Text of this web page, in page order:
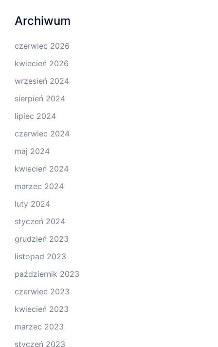
Archiwum
czerwiec 2026
kwiecień 2026
wrzesień 2024
sierpień 2024
lipiec 2024
czerwiec 2024
maj 2024
kwiecień 2024
marzec 2024
luty 2024
styczeń 2024
grudzień 2023
listopad 2023
październik 2023
czerwiec 2023
kwiecień 2023
marzec 2023
styczeń 2023